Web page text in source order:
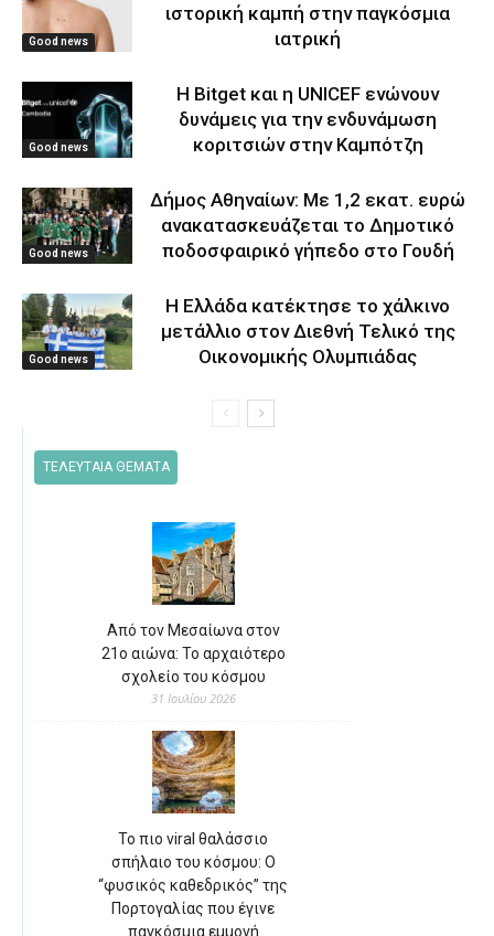
Good news
ιστορική καμπή στην παγκόσμια
ιατρική
Good news
Η Bitget και η UNICEF ενώνουν
δυνάμεις για την ενδυνάμωση
κοριτσιών στην Καμπότζη
Good news
Δήμος Αθηναίων: Με 1,2 εκατ. ευρώ
ανακατασκευάζεται το Δημοτικό
ποδοσφαιρικό γήπεδο στο Γουδή
Good news
Η Ελλάδα κατέκτησε το χάλκινο
μετάλλιο στον Διεθνή Τελικό της
Οικονομικής Ολυμπιάδας
ΤΕΛΕΥΤΑΙΑ ΘΕΜΑΤΑ
Από τον Μεσαίωνα στον
21ο αιώνα: Το αρχαιότερο
σχολείο του κόσμου
31 Ιουλίου 2026
Το πιο viral θαλάσσιο
σπήλαιο του κόσμου: Ο
“φυσικός καθεδρικός” της
Πορτογαλίας που έγινε
παγκόσμια εμμονή